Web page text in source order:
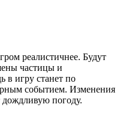
реалистичнее. Будут
частицы и
в игру станет по
событием. Изменения
дождливую погоду.